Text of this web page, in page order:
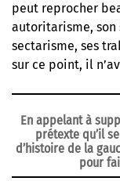
peut reprocher
autoritarisme, son
sectarisme, ses
sur ce point, il
En appelant à
prétexte qu’il
d’histoire de la
pour